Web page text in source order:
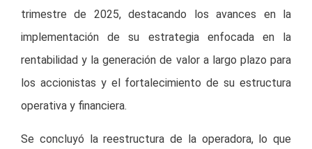
trimestre de 2025, destacando los avances en la
implementación de su estrategia enfocada en la
rentabilidad y la generación de valor a largo plazo para
los accionistas y el fortalecimiento de su estructura
operativa y financiera.
Se concluyó la reestructura de la operadora, lo que